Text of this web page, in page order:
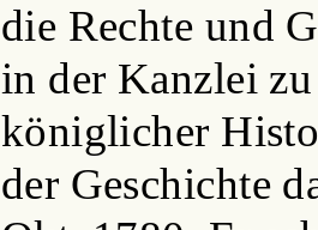
die Rechte und
in der Kanzlei
königlicher
der Geschichte